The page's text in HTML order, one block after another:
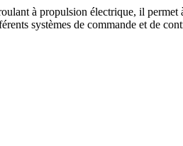
à propulsion électrique, il
systèmes de commande et de